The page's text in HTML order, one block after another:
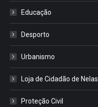
Educação
Desporto
Urbanismo
Loja de Cidadão de Nelas
Proteção Civil